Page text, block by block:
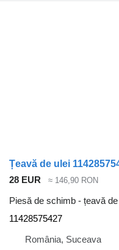
Țeavă de ulei
28 EUR
≈ 146,90 RON
Piesă de schimb - țeavă
11428575427
România, Suceava